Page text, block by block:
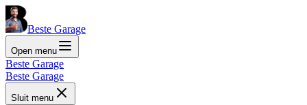
Beste Garage
Open menu
Beste Garage
Beste Garage
Sluit menu